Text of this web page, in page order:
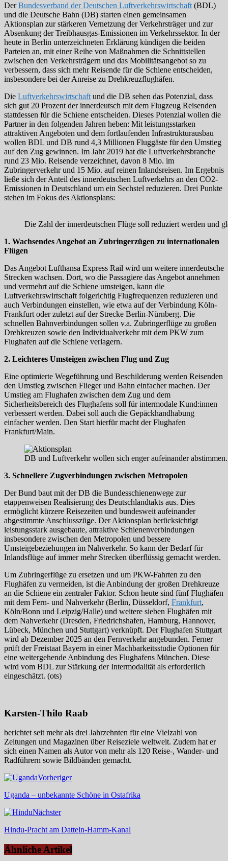
DerBundesverband der Deutschen Luftverkehrswirtschaft (BDL)
und die Deutsche Bahn (DB) starten einen gemeinsamen
Aktionsplan zur stärkeren Vernetzung der Verkehrsträger und zur
Absenkung der Treibhausgas-Emissionen im Verkehrssektor. In der
heute in Berlin unterzeichneten Erklärung kündigen die beiden
Parteien an, mit einer Reihe von Maßnahmen die Schnittstellen
zwischen den Verkehrsträgern und das Mobilitätsangebot so zu
verbessern, dass sich mehr Reisende für die Schiene entscheiden,
insbesondere bei der Anreise zu Drehkreuzflughäfen.
Die Luftverkehrswirtschaft und die DB sehen das Potenzial, dass
sich gut 20 Prozent der innerdeutsch mit dem Flugzeug Reisenden
stattdessen für die Schiene entscheiden. Dieses Potenzial wollen die
Partner in den folgenden Jahren heben: Mit leistungsstarken
attraktiven Angeboten und dem fortlaufenden Infrastrukturausbau
wollen BDL und DB rund 4,3 Millionen Fluggäste für den Umstieg
auf den Zug gewinnen. Im Jahr 2019 hat die Luftverkehrsbranche
rund 23 Mio. Reisende verzeichnet, davon 8 Mio. im
Zubringerverkehr und 15 Mio. auf reinen Inlandsreisen. Im Ergebnis
ließe sich der Anteil des innerdeutschen Luftverkehrs an den CO2-
Emissionen in Deutschland um ein Sechstel reduzieren. Drei Punkte
stehen im Fokus des Aktionsplans:
Die Zahl der innerdeutschen Flüge soll reduziert werden und
1. Wachsendes Angebot an Zubringerzügen zu internationalen
Flügen
Das Angebot Lufthansa Express Rail wird um weitere innerdeutsche
Strecken wachsen. Dort, wo die Passagiere das Angebot annehmen
und vermehrt auf die Schiene umsteigen, kann die
Luftverkehrswirtschaft folgerichtig Flugfrequenzen reduzieren und
auch Verbindungen einstellen, wie etwa auf der Verbindung Köln-
Frankfurt oder zuletzt auf der Strecke Berlin-Nürnberg. Die
schnellen Bahnverbindungen sollen v.a. Zubringerflüge zu großen
Drehkreuzen sowie den Individualverkehr mit dem PKW zum
Flughafen auf die Schiene verlagern.
2. Leichteres Umsteigen zwischen Flug und Zug
Eine optimierte Wegeführung und Beschilderung werden Reisenden
den Umstieg zwischen Flieger und Bahn einfacher machen. Der
Umstieg am Flughafen zwischen dem Zug und dem
Sicherheitsbereich des Flughafens soll für intermodale Kund:innen
verbessert werden. Dabei soll auch die Gepäckhandhabung
einfacher werden. Den Start hierfür macht der Flughafen
Frankfurt/Main.
DB und Luftverkehr wollen sich enger aufeinander abstimmen.
3. Schnellere Zugverbindungen zwischen Metropolen
Der Bund baut mit der DB die Bundesschienenwege zur
etappenweisen Realisierung des Deutschlandtakts aus. Dies
ermöglicht kürzere Reisezeiten und bundesweit aufeinander
abgestimmte Anschlusszüge. Der Aktionsplan berücksichtigt
leistungsstark ausgebaute, attraktive Schienenverbindungen
insbesondere zwischen den Metropolen und bessere
Umsteigebeziehungen im Nahverkehr. So kann der Bedarf für
Inlandsflüge auf immer mehr Strecken überflüssig gemacht werden.
Um Zubringerflüge zu ersetzen und um PKW-Fahrten zu den
Flughäfen zu vermeiden, ist die Anbindung der großen Drehkreuze
an die Schiene ein zentraler Faktor. Schon heute sind fünf Flughäfen
mit dem Fern- und Nahverkehr (Berlin, Düsseldorf, Frankfurt,
Köln/Bonn und Leipzig/Halle) und weitere sieben Flughäfen mit
dem Nahverkehr (Dresden, Friedrichshafen, Hamburg, Hannover,
Lübeck, München und Stuttgart) verknüpft. Der Flughafen Stuttgart
wird ab Dezember 2025 an den Fernverkehr angebunden. Ferner
prüft der Freistaat Bayern in einer Machbarkeitsstudie Optionen für
eine weitergehende Anbindung des Flughafens München. Diese
wird vom BDL zur Stärkung der Intermodalität als erforderlich
eingeschätzt. (ots)
Karsten-Thilo Raab
berichtet seit mehr als drei Jahrzehnten für eine Vielzahl von
Zeitungen und Magazinen über Reiseziele weltweit. Zudem hat er
sich einen Namen als Autor von mehr als 120 Reise-, Wander- und
Radführern sowie Bildbänden gemacht.
Vorheriger
Uganda – unbekannte Schöne in Ostafrika
Nächster
Hindu-Pracht am Datteln-Hamm-Kanal
Ähnliche Artikel